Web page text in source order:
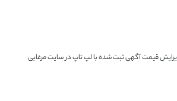
قیمت آگهی ثبت شده با لپ تاپ در سایت مرغابی